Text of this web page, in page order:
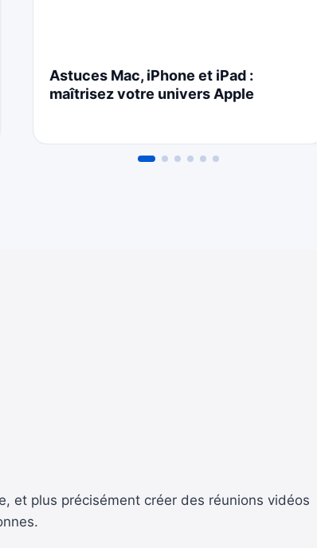
Astuces Mac, iPhone et iPad :
maîtrisez votre univers Apple
et plus précisément créer des réunions vidéos